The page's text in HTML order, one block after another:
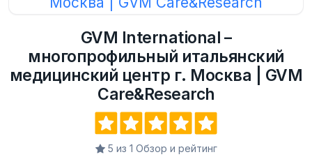
GVM International –
многопрофильный итальянский
медицинский центр г. Москва | GVM
Care&Research
5 из 1 Обзор и рейтинг